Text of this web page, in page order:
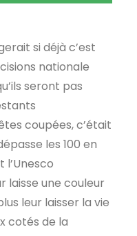
si déjà c’est
nationale
seront pas
coupées, c’était
les 100 en
l’Unesco
laisse une couleur
leur laisser la vie
cotés de la